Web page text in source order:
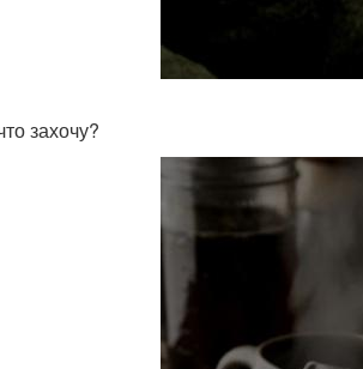
захочу?